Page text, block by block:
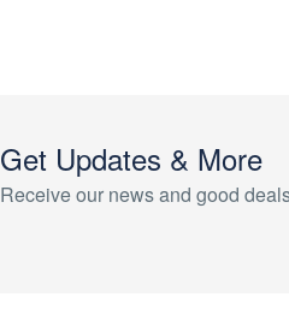
Get Updates & More
Receive our news and good